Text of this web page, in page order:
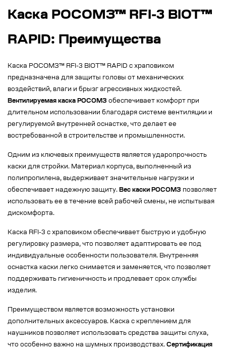
Каска РОСОМЗ™ RFI-3 BIOT™
RAPID: Преимущества
Каска РОСОМЗ™ RFI-3 BIOT™ RAPID с храповиком
предназначена для защиты головы от механических
воздействий, влаги и брызг агрессивных жидкостей.
Вентилируемая каска РОСОМЗ обеспечивает комфорт при
длительном использовании благодаря системе вентиляции и
регулируемой внутренней оснастке, что делает ее
востребованной в строительстве и промышленности.
Одним из ключевых преимуществ является ударопрочность
каски для стройки. Материал корпуса, выполненный из
полипропилена, выдерживает значительные нагрузки и
обеспечивает надежную защиту. Вес каски РОСОМЗ позволяет
использовать ее в течение всей рабочей смены, не испытывая
дискомфорта.
Каска RFI-3 с храповиком обеспечивает быструю и удобную
регулировку размера, что позволяет адаптировать ее под
индивидуальные особенности пользователя. Внутренняя
оснастка каски легко снимается и заменяется, что позволяет
поддерживать гигиеничность и продлевает срок службы
изделия.
Преимуществом является возможность установки
дополнительных аксессуаров. Каска с креплением для
наушников позволяет использовать средства защиты слуха,
что особенно важно на шумных производствах. Сертификация